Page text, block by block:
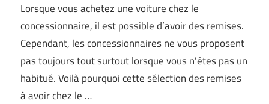
Lorsque vous achetez une voiture chez le
concessionnaire, il est possible d’avoir des remises.
Cependant, les concessionnaires ne vous proposent
pas toujours tout surtout lorsque vous n’êtes pas un
habitué. Voilà pourquoi cette sélection des remises
à avoir chez le …